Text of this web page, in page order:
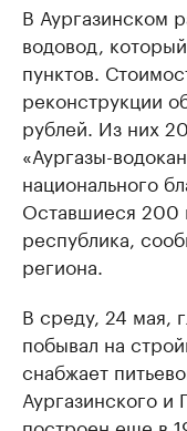
В Аургазинском
водовод,
пунктов.
реконструкции
рублей. Из них
«Аургазы-
национального
Оставшиеся 200
республика,
региона.
В среду, 24 мая,
побывал на
снабжает
Аургазинского